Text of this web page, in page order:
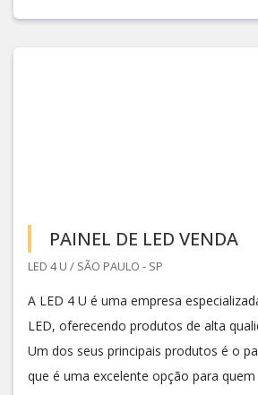
PAINEL DE LED VENDA
LED 4 U / SÃO PAULO - SP
A LED 4 U é uma empresa
LED, oferecendo produtos de alta
Um dos seus principais produtos é o
que é uma excelente opção para